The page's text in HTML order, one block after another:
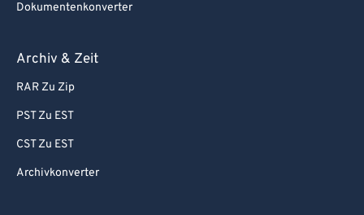
Dokumentenkonverter
Archiv & Zeit
RAR Zu Zip
PST Zu EST
CST Zu EST
Archivkonverter